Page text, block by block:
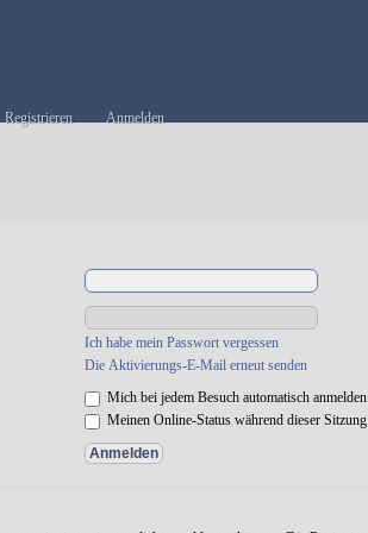
Registrieren Anmelden
Ich habe mein Passwort vergessen
Die Aktivierungs-E-Mail erneut senden
Mich bei jedem Besuch automatisch anmelden
Meinen Online-Status während dieser